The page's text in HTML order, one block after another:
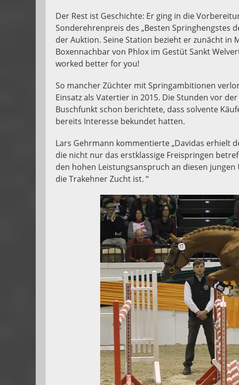
Der Rest ist Geschichte: Er ging in die
Sonderehrenpreis des „Besten
der Auktion. Seine Station bezieht er zunächt in
Boxennachbar von Phlox im Gestüt Sankt
worked better for you!
So mancher Züchter mit Springambitionen
Einsatz als Vatertier in 2015. Die Stunden vor
Buschfunkt schon berichtete, dass solvente
bereits Interesse bekundet hatten.
Lars Gehrmann kommentierte „Davidas
die nicht nur das erstklassige Freispringen
den hohen Leistungsanspruch an diesen
die Trakehner Zucht ist. “